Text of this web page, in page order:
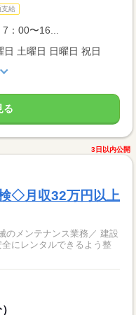
支給
7：00〜16...
土曜日 日曜日 祝日
る
3日以内公開
◇月収32万円以上
ンテナンス業務／ 建設
にレンタルできるよう整